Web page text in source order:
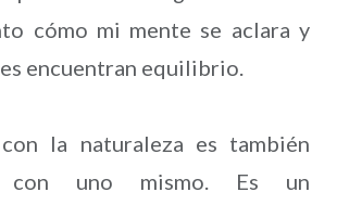
cómo mi mente se aclara y
encuentran equilibrio.
la naturaleza es también
con uno mismo. Es un